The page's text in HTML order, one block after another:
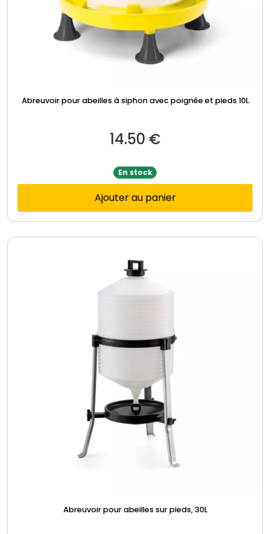
Abreuvoir pour abeilles à siphon avec poignée et pieds 10L
14.50 €
En stock
Ajouter au panier
Abreuvoir pour abeilles sur pieds, 30L